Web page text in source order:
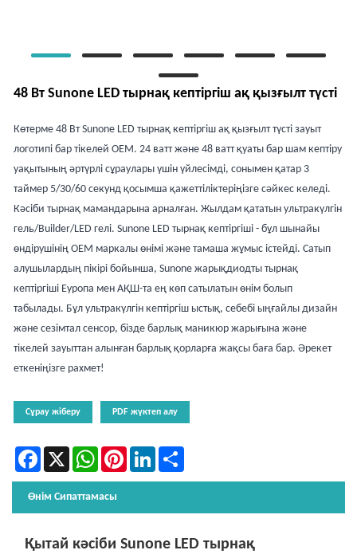
48 Вт Sunone LED тырнақ кептіргіш ақ қызғылт түсті
Көтерме 48 Вт Sunone LED тырнақ кептіргіш ақ қызғылт түсті зауыт
логотипі бар тікелей OEM. 24 ватт және 48 ватт қуаты бар шам кептіру
уақытының әртүрлі сұраулары үшін үйлесімді, сонымен қатар 3
таймер 5/30/60 секунд қосымша қажеттіліктеріңізге сәйкес келеді.
Кәсіби тырнақ мамандарына арналған. Жылдам қататын ультракүлгін
гель/Builder/LED гелі. Sunone LED тырнақ кептіргіші - бұл шынайы
өндірушінің OEM маркалы өнімі және тамаша жұмыс істейді. Сатып
алушылардың пікірі бойынша, Sunone жарықдиодты тырнақ
кептіргіші Еуропа мен АҚШ-та ең көп сатылатын өнім болып
табылады. Бұл ультракүлгін кептіргіш ыстық, себебі ыңғайлы дизайн
және сезімтал сенсор, бізде барлық маникюр жарығына және
тікелей зауыттан алынған барлық қорларға жақсы баға бар. Әрекет
еткеніңізге рахмет!
Сұрау жіберу PDF жүктеп алу
Facebook
X WhatsAppPinterestLinkedIn
Өнім Сипаттамасы
Қытай кәсіби Sunone LED тырнақ